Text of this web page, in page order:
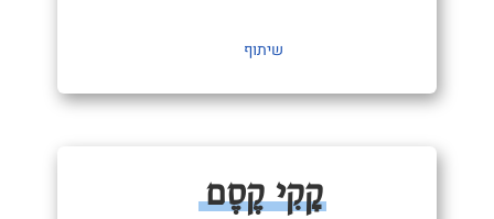
שיתוף
קָקִי קֶסֶם